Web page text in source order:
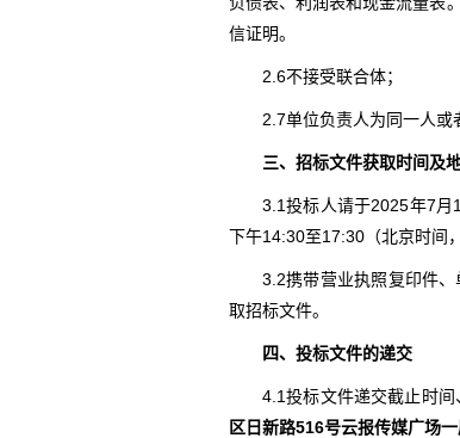
信证明。
2.6不接受联合体；
2.7单位负责人为同一人或
三、招标文件获取时间及
3.1投标人请于2025年7月
下午14:30至17:30（北京时间
3.2携带营业执照复印件
取招标文件。
四、投标文件的递交
4.1投标文件递交截止时间
区日新路516号云报传媒广场